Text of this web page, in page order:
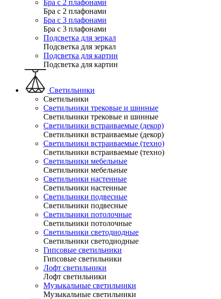
Бра с 2 плафонами
Бра с 2 плафонами
Бра с 3 плафонами
Бра с 3 плафонами
Подсветка для зеркал
Подсветка для зеркал
Подсветка для картин
Подсветка для картин
Светильники
Светильники
Светильники трековые и шинные
Светильники трековые и шинные
Светильники встраиваемые (декор)
Светильники встраиваемые (декор)
Светильники встраиваемые (техно)
Светильники встраиваемые (техно)
Светильники мебельные
Светильники мебельные
Светильники настенные
Светильники настенные
Светильники подвесные
Светильники подвесные
Светильники потолочные
Светильники потолочные
Светильники светодиодные
Светильники светодиодные
Гипсовые светильники
Гипсовые светильники
Лофт светильники
Лофт светильники
Музыкальные светильники
Музыкальные светильники